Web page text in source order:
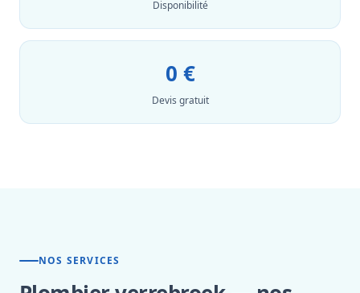
Disponibilité
0 €
Devis gratuit
NOS SERVICES